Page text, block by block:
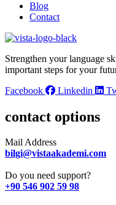
Blog
Contact
Strengthen your language
important steps for your
Facebook
Linkedin
contact options
Mail Address
bilgi@vistaakademi.com
Do you need support?
+90 546 902 59 98